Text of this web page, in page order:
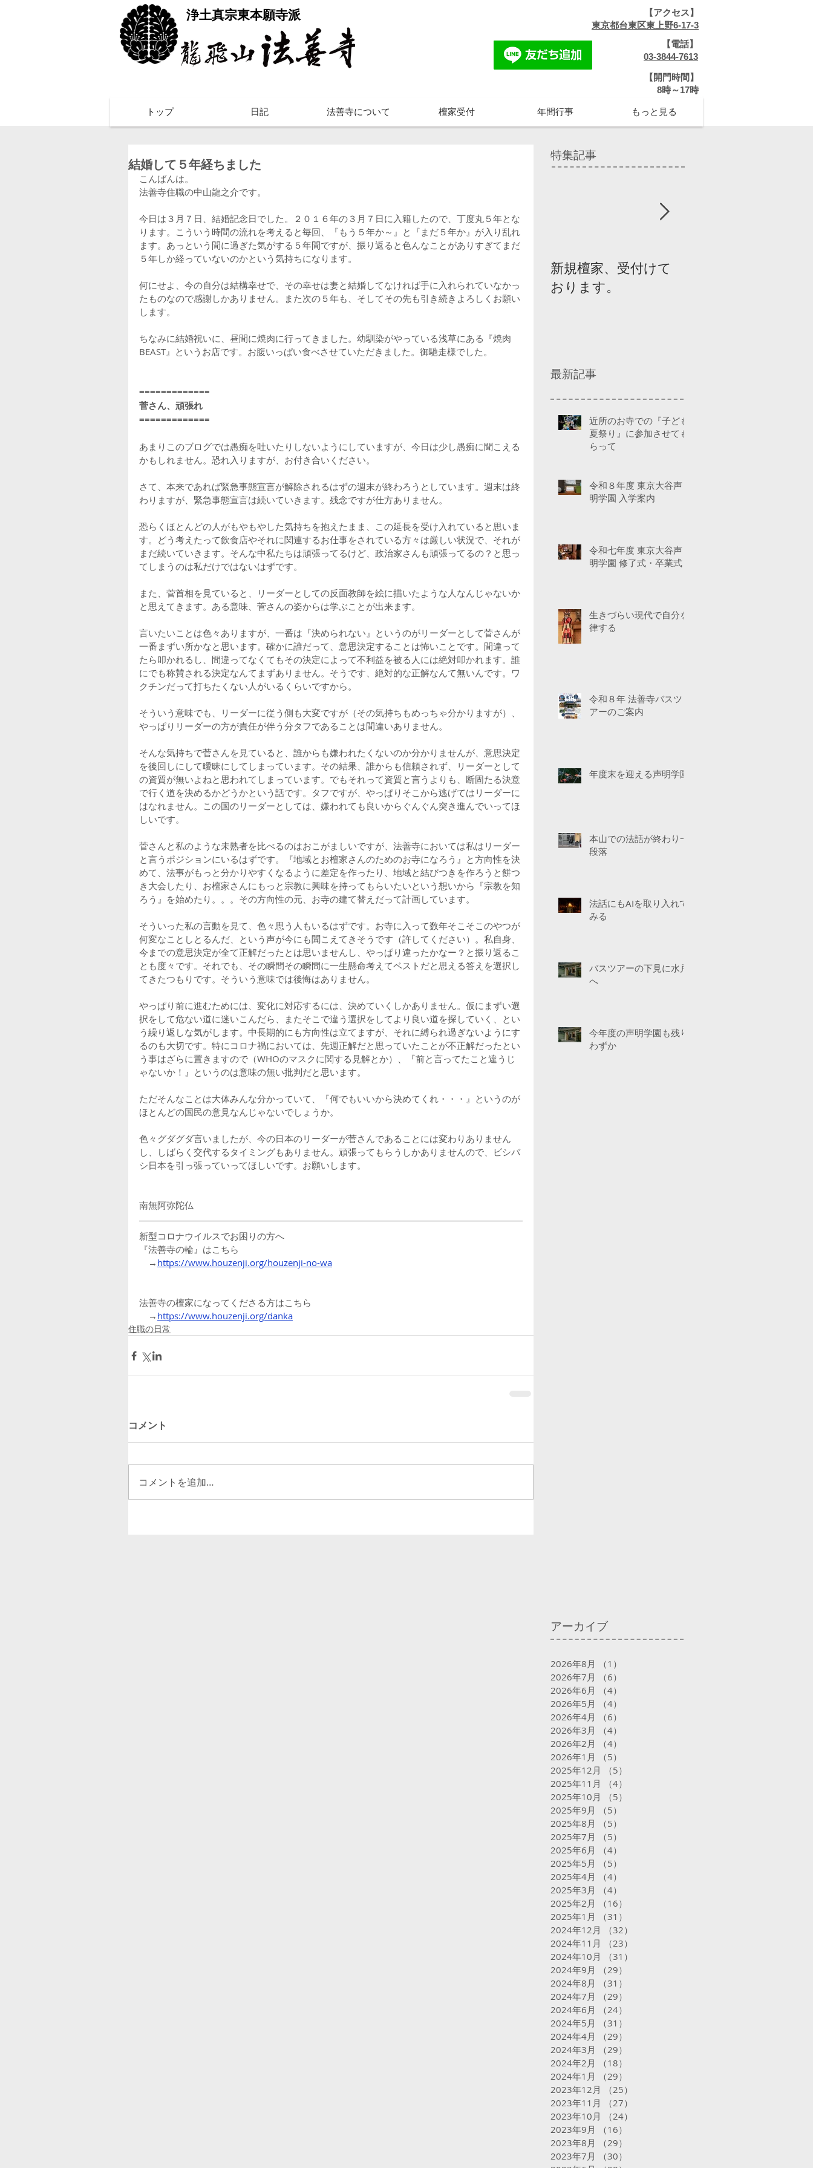
​浄土真宗東本願寺派
【アクセス】
東京都台東区東上野6-17-3
【電話】
03-3844-7613
【開門時間】
​8時～17時
トップ 日記 法善寺について 檀家受付 年間行事 もっと見る
結婚して５年経ちました
こんばんは。
法善寺住職の中山龍之介です。
今日は３月７日、結婚記念日でした。２０１６年の３月７日に入籍したので、丁度丸５年とな
ります。こういう時間の流れを考えると毎回、『もう５年か～』と『まだ５年か』が入り乱れ
ます。あっという間に過ぎた気がする５年間ですが、振り返ると色んなことがありすぎてまだ
５年しか経っていないのかという気持ちになります。
何にせよ、今の自分は結構幸せで、その幸せは妻と結婚してなければ手に入れられていなかっ
たものなので感謝しかありません。また次の５年も、そしてその先も引き続きよろしくお願い
します。
ちなみに結婚祝いに、昼間に焼肉に行ってきました。幼馴染がやっている浅草にある『焼肉
BEAST』というお店です。お腹いっぱい食べさせていただきました。御馳走様でした。
=============
菅さん、頑張れ
=============
あまりこのブログでは愚痴を吐いたりしないようにしていますが、今日は少し愚痴に聞こえる
かもしれません。恐れ入りますが、お付き合いください。
さて、本来であれば緊急事態宣言が解除されるはずの週末が終わろうとしています。週末は終
わりますが、緊急事態宣言は続いていきます。残念ですが仕方ありません。
恐らくほとんどの人がもやもやした気持ちを抱えたまま、この延長を受け入れていると思いま
す。どう考えたって飲食店やそれに関連するお仕事をされている方々は厳しい状況で、それが
まだ続いていきます。そんな中私たちは頑張ってるけど、政治家さんも頑張ってるの？と思っ
てしまうのは私だけではないはずです。
また、菅首相を見ていると、リーダーとしての反面教師を絵に描いたような人なんじゃないか
と思えてきます。ある意味、菅さんの姿からは学ぶことが出来ます。
言いたいことは色々ありますが、一番は『決められない』というのがリーダーとして菅さんが
一番まずい所かなと思います。確かに誰だって、意思決定することは怖いことです。間違って
たら叩かれるし、間違ってなくてもその決定によって不利益を被る人には絶対叩かれます。誰
にでも称賛される決定なんてまずありません。そうです、絶対的な正解なんて無いんです。ワ
クチンだって打ちたくない人がいるくらいですから。
そういう意味でも、リーダーに従う側も大変ですが（その気持ちもめっちゃ分かりますが）、
やっぱりリーダーの方が責任が伴う分タフであることは間違いありません。
そんな気持ちで菅さんを見ていると、誰からも嫌われたくないのか分かりませんが、意思決定
を後回しにして曖昧にしてしまっています。その結果、誰からも信頼されず、リーダーとして
の資質が無いよねと思われてしまっています。でもそれって資質と言うよりも、断固たる決意
で行く道を決めるかどうかという話です。タフですが、やっぱりそこから逃げてはリーダーに
はなれません。この国のリーダーとしては、嫌われても良いからぐんぐん突き進んでいってほ
しいです。
菅さんと私のような未熟者を比べるのはおこがましいですが、法善寺においては私はリーダー
と言うポジションにいるはずです。『地域とお檀家さんのためのお寺になろう』と方向性を決
めて、法事がもっと分かりやすくなるように差定を作ったり、地域と結びつきを作ろうと餅つ
き大会したり、お檀家さんにもっと宗教に興味を持ってもらいたいという想いから『宗教を知
ろう』を始めたり。。。その方向性の元、お寺の建て替えだって計画しています。
そういった私の言動を見て、色々思う人もいるはずです。お寺に入って数年そこそこのやつが
何変なことしとるんだ、という声が今にも聞こえてきそうです（許してください）。私自身、
今までの意思決定が全て正解だったとは思いませんし、やっぱり違ったかなー？と振り返るこ
とも度々です。それでも、その瞬間その瞬間に一生懸命考えてベストだと思える答えを選択し
てきたつもりです。そういう意味では後悔はありません。
やっぱり前に進むためには、変化に対応するには、決めていくしかありません。仮にまずい選
択をして危ない道に迷いこんだら、またそこで違う選択をしてより良い道を探していく、とい
う繰り返しな気がします。中長期的にも方向性は立てますが、それに縛られ過ぎないようにす
るのも大切です。特にコロナ禍においては、先週正解だと思っていたことが不正解だったとい
う事はざらに置きますので（WHOのマスクに関する見解とか）、『前と言ってたこと違うじ
ゃないか！』というのは意味の無い批判だと思います。
ただそんなことは大体みんな分かっていて、『何でもいいから決めてくれ・・・』というのが
ほとんどの国民の意見なんじゃないでしょうか。
色々グダグダ言いましたが、今の日本のリーダーが菅さんであることには変わりありません
し、しばらく交代するタイミングもありません。頑張ってもらうしかありませんので、ビシバ
シ日本を引っ張っていってほしいです。お願いします。
南無阿弥陀仏
新型コロナウイルスでお困りの方へ
『法善寺の輪』はこちら
→ https://www.houzenji.org/houzenji-no-wa
法善寺の檀家になってくださる方はこちら
→ https://www.houzenji.org/danka
住職の日常
コメント
コメントを追加…
特集記事
新規檀家、受付けて
おります。
最新記事
近所のお寺での『子ども
夏祭り』に参加させても
らって
令和８年度 東京大谷声
明学園 入学案内
令和七年度 東京大谷声
明学園 修了式・卒業式
生きづらい現代で自分を
律する
令和８年 法善寺バスツ
アーのご案内
年度末を迎える声明学園
本山での法話が終わり一
段落
法話にもAIを取り入れて
みる
バスツアーの下見に水戸
へ
今年度の声明学園も残り
わずか
アーカイブ
2026年8月 （1）
2026年7月
（6）
2026年6月
（4）
2026年5月
（4）
2026年4月
（6）
2026年3月
（4）
2026年2月
（4）
2026年1月
（5）
2025年12月
（5）
2025年11月
（4）
2025年10月
（5）
2025年9月
（5）
2025年8月
（5）
2025年7月
（5）
2025年6月
（4）
2025年5月
（5）
2025年4月
（4）
2025年3月
（4）
2025年2月
（16）
2025年1月
（31）
2024年12月
（32）
2024年11月
（23）
2024年10月
（31）
2024年9月
（29）
2024年8月
（31）
2024年7月
（29）
2024年6月
（24）
2024年5月
（31）
2024年4月
（29）
2024年3月
（29）
2024年2月
（18）
2024年1月
（29）
2023年12月
（25）
2023年11月
（27）
2023年10月
（24）
2023年9月
（16）
2023年8月
（29）
2023年7月
（30）